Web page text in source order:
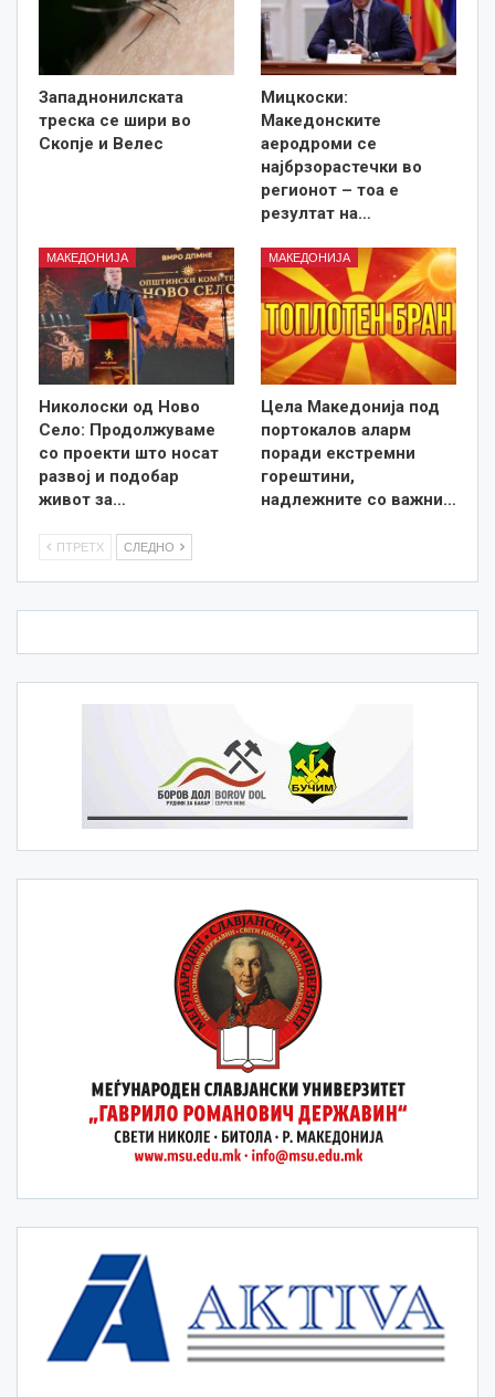
Западнонилската
треска се шири во
Скопје и Велес
Мицкоски:
Македонските
аеродроми се
најбрзорастечки во
регионот – тоа е
резултат на…
МАКЕДОНИЈА
Николоски од Ново
Село: Продолжуваме
со проекти што носат
развој и подобар
живот за…
МАКЕДОНИЈА
Цела Македонија под
портокалов аларм
поради екстремни
горештини,
надлежните со важни…
ПТРЕТХ СЛЕДНО